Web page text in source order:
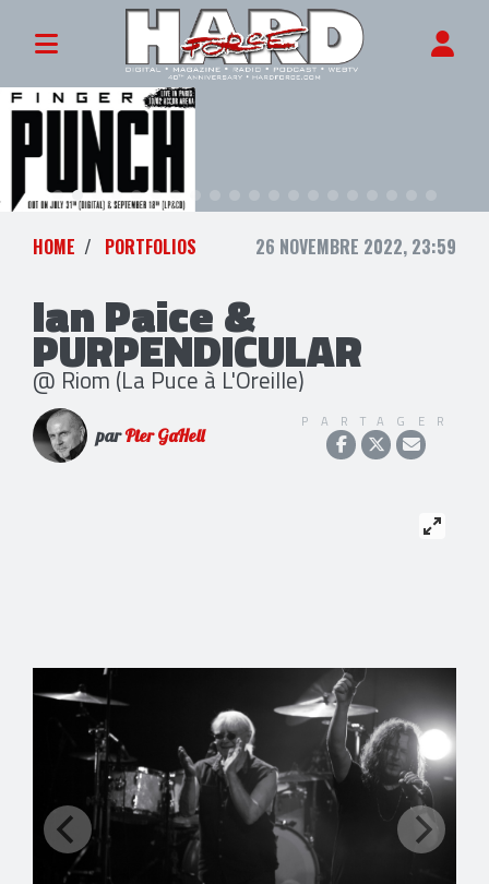
HOME PORTFOLIOS 26 NOVEMBRE 2022, 23:59
Ian Paice &
PURPENDICULAR
@ Riom (La Puce à L'Oreille)
parPier GaHell
PARTAGER